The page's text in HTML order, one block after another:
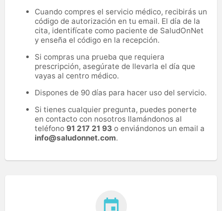
Cuando compres el servicio médico, recibirás un
código de autorización en tu email. El día de la
cita, identifícate como paciente de SaludOnNet
y enseña el código en la recepción.
Si compras una prueba que requiera
prescripción, asegúrate de llevarla el día que
vayas al centro médico.
Dispones de 90 días para hacer uso del servicio.
Si tienes cualquier pregunta, puedes ponerte
en contacto con nosotros llamándonos al
teléfono 91 217 21 93 o enviándonos un email a
info@saludonnet.com.